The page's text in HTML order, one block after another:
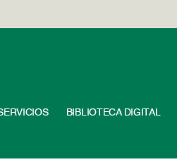
BIBLIOTECA DIGITAL